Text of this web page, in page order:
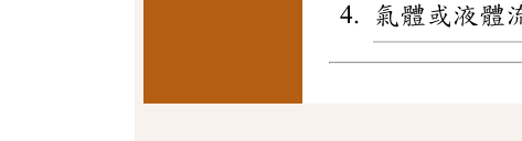
氣體或液體